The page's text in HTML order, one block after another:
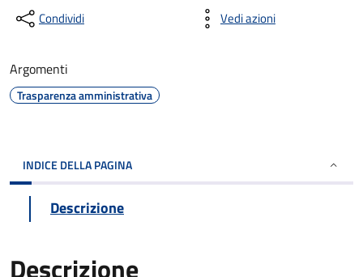
Condividi Vedi azioni
Argomenti
Trasparenza amministrativa
INDICE DELLA PAGINA
Descrizione
Descrizione